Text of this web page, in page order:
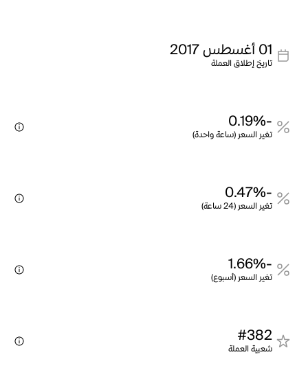
01 أغسطس 2017
تاريخ إطلاق العملة
-0.19%
تغير السعر (ساعة واحدة)
-0.47%
تغير السعر (24 ساعة)
-1.66%
تغير السعر (أسبوع)
#382
شعبية العملة